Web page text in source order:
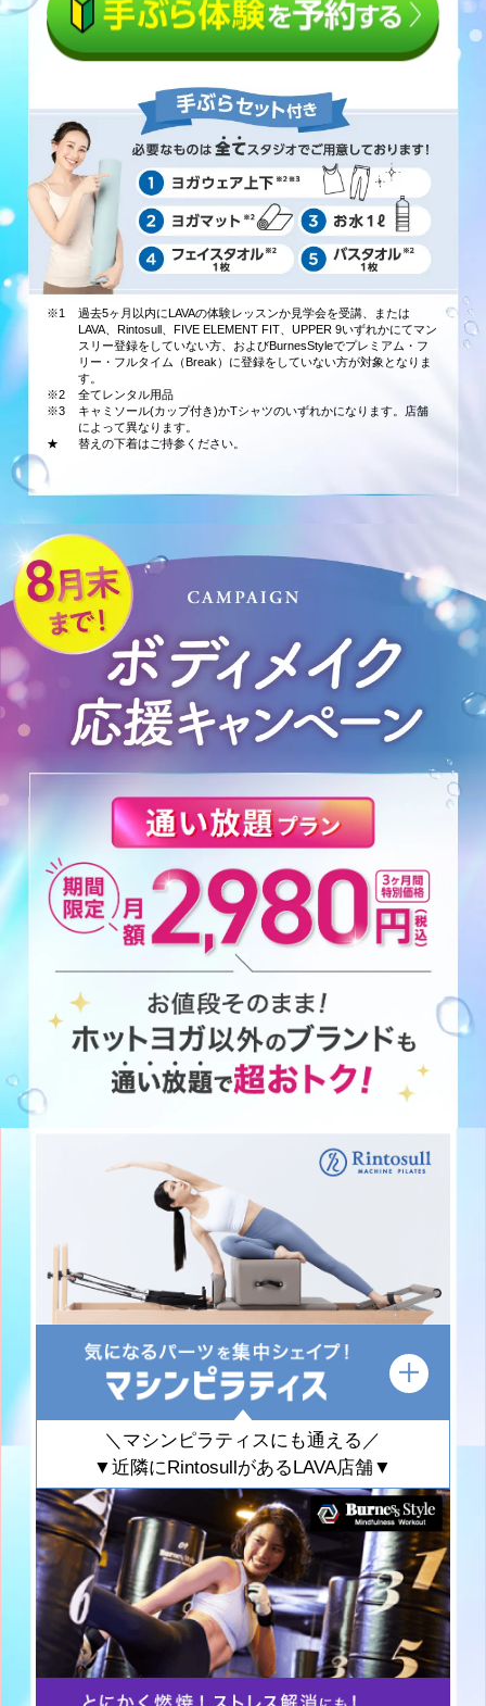
※1
過去5ヶ月以内にLAVAの体験レッスンか見学会を受講、または
LAVA、Rintosull、FIVE ELEMENT FIT、UPPER 9いずれかにてマン
スリー登録をしていない方、およびBurnesStyleでプレミアム・フ
リー・フルタイム（Break）に登録をしていない方が対象となりま
す。
※2
全てレンタル用品
※3
キャミソール(カップ付き)かTシャツのいずれかになります。店舗
によって異なります。
★
替えの下着はご持参ください。
＼マシンピラティスにも通える／
▼近隣にRintosullがあるLAVA店舗▼